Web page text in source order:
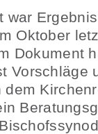
war
Oktober
Dokument
Vorschläge